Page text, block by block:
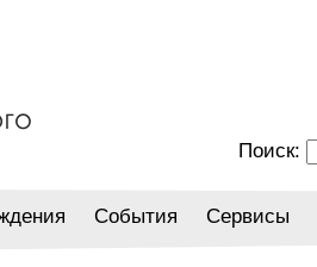
Поиск:
События Сервисы